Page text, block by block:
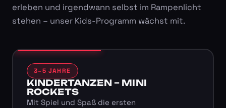
erleben und irgendwann selbst im Rampenlicht
stehen – unser Kids-Programm wächst mit.
3–5 JAHRE
KINDERTANZEN – MINI
ROCKETS
Mit Spiel und Spaß die ersten